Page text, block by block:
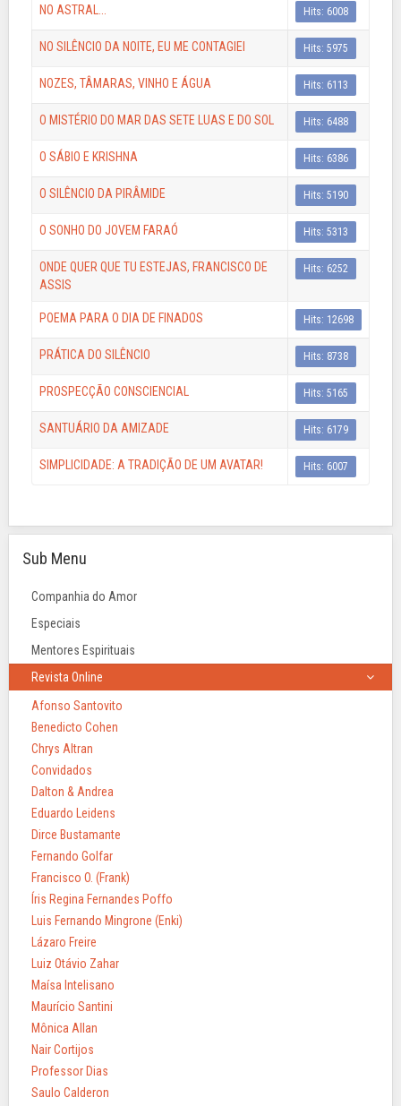
NO ASTRAL... Hits: 6008
NO SILÊNCIO DA NOITE, EU ME CONTAGIEI Hits: 5975
NOZES, TÂMARAS, VINHO E ÁGUA Hits: 6113
O MISTÉRIO DO MAR DAS SETE LUAS E DO SOL Hits: 6488
O SÁBIO E KRISHNA Hits: 6386
O SILÊNCIO DA PIRÂMIDE Hits: 5190
O SONHO DO JOVEM FARAÓ Hits: 5313
ONDE QUER QUE TU ESTEJAS, FRANCISCO DE
ASSIS
Hits: 6252
POEMA PARA O DIA DE FINADOS Hits: 12698
PRÁTICA DO SILÊNCIO Hits: 8738
PROSPECÇÃO CONSCIENCIAL Hits: 5165
SANTUÁRIO DA AMIZADE Hits: 6179
SIMPLICIDADE: A TRADIÇÃO DE UM AVATAR! Hits: 6007
Sub Menu
Companhia do Amor
Especiais
Mentores Espirituais
Revista Online
Afonso Santovito
Benedicto Cohen
Chrys Altran
Convidados
Dalton & Andrea
Eduardo Leidens
Dirce Bustamante
Fernando Golfar
Francisco O. (Frank)
Íris Regina Fernandes Poffo
Luis Fernando Mingrone (Enki)
Lázaro Freire
Luiz Otávio Zahar
Maísa Intelisano
Maurício Santini
Mônica Allan
Nair Cortijos
Professor Dias
Saulo Calderon